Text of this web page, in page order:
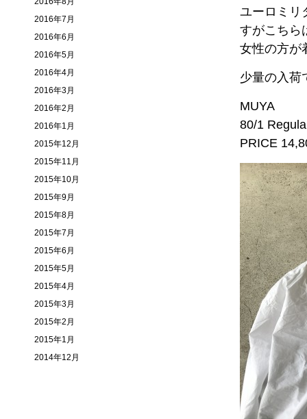
ユーロミリ
すがこちら
女性の方が
少量の入荷
MUYA
80/1
PRICE
2016年7月
2016年6月
2016年5月
2016年4月
2016年3月
2016年2月
2016年1月
2015年12月
2015年11月
2015年10月
2015年9月
2015年8月
2015年7月
2015年6月
2015年5月
2015年4月
2015年3月
2015年2月
2015年1月
2014年12月